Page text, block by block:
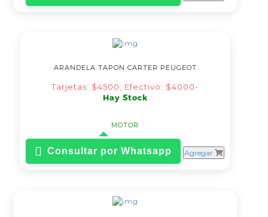
ARANDELA TAPON CARTER PEUGEOT
Tarjetas: $4500; Efectivo: $4000-
Hay Stock
MOTOR
Consultar por Whatsapp Agregar